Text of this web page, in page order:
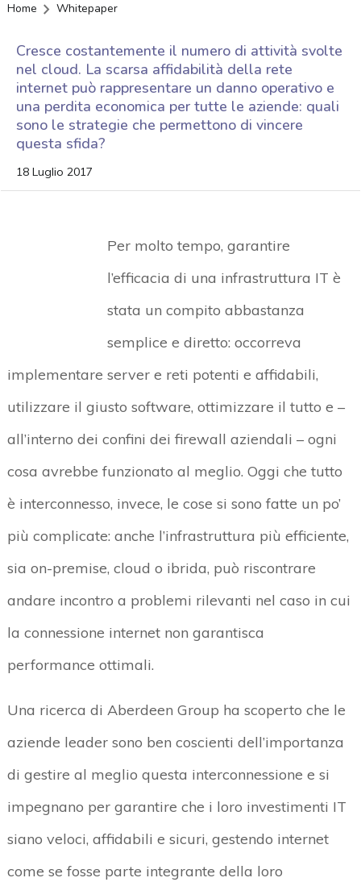
Home Whitepaper
Cresce costantemente il numero di attività svolte
nel cloud. La scarsa affidabilità della rete
internet può rappresentare un danno operativo e
una perdita economica per tutte le aziende: quali
sono le strategie che permettono di vincere
questa sfida?
18 Luglio 2017
Per molto tempo, garantire
l’efficacia di una infrastruttura IT è
stata un compito abbastanza
semplice e diretto: occorreva
implementare server e reti potenti e affidabili,
utilizzare il giusto software, ottimizzare il tutto e –
all’interno dei confini dei firewall aziendali – ogni
cosa avrebbe funzionato al meglio. Oggi che tutto
è interconnesso, invece, le cose si sono fatte un po’
più complicate: anche l’infrastruttura più efficiente,
sia on-premise, cloud o ibrida, può riscontrare
andare incontro a problemi rilevanti nel caso in cui
la connessione internet non garantisca
performance ottimali.
Una ricerca di Aberdeen Group ha scoperto che le
aziende leader sono ben coscienti dell’importanza
di gestire al meglio questa interconnessione e si
impegnano per garantire che i loro investimenti IT
siano veloci, affidabili e sicuri, gestendo internet
come se fosse parte integrante della loro